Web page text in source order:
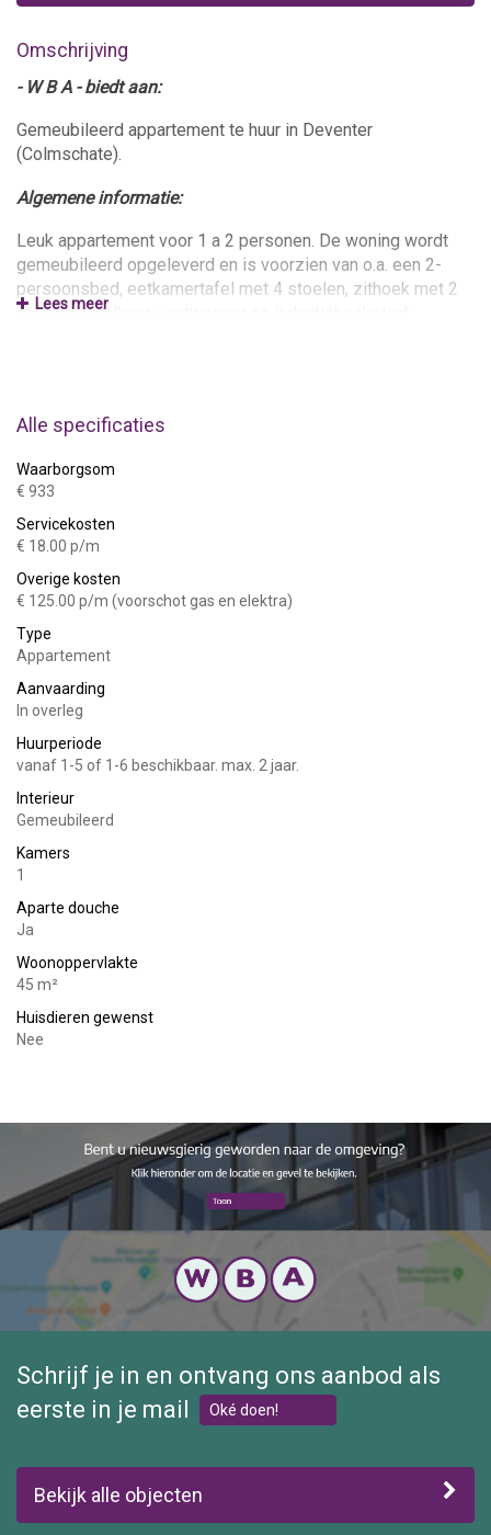
Omschrijving
- W B A - biedt aan:
Gemeubileerd appartement te huur in Deventer
(Colmschate).
Algemene informatie:
Leuk appartement voor 1 a 2 personen. De woning wordt
gemeubileerd opgeleverd en is voorzien van o.a. een 2-
persoonsbed, eetkamertafel met 4 stoelen, zithoek met 2
stoelen. Koelkast, vaatwasser en inductiekookplaat
1e verdieping:
Ruime verdieping, woon/slaapkamer en keuken. Aparte
badkamer
2e verdieping:
Kleine bergzolder
Buitenruimte:
Mogelijkheid om een klein zitje te plaatsen op het terras.
Gewenste huurder(s):
U komt alleen in aanmerking indien u:
- student bent en tijdelijk in een andere gemeente huurt dan
- door werkzaamheden of renovatie van uw woning tijdelijk
elders verblijft;
- afkomstig bent uit maatschappelijke opvang of zich in een
sociale noodsituatie bevindt;
- gaat scheiden, aantoonbaar niet meer samenwoont met
uw partner en tijdelijk woonruimte huurt om in de nabijheid
- expat bent met aantoonbaar tijdelijk verblijf in Nederland
(bijvoorbeeld werkgerelateerd);
- op andere gronden aantoonbaar tijdelijke woonruimte
zoekt.
Maximaal 2 personen.
Lees meer
Alle specificaties
Waarborgsom
€ 933
Servicekosten
€ 18.00 p/m
Overige kosten
€ 125.00 p/m (voorschot gas en elektra)
Type
Appartement
Aanvaarding
In overleg
Huurperiode
vanaf 1-5 of 1-6 beschikbaar. max. 2 jaar.
Interieur
Gemeubileerd
Kamers
1
Aparte douche
Ja
Woonoppervlakte
45 m²
Huisdieren gewenst
Nee
Schrijf je in en ontvang ons aanbod als
eerste in je mail
Oké doen!
Bekijk alle objecten